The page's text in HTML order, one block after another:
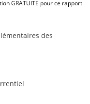
GRATUITE pour ce rapport
des